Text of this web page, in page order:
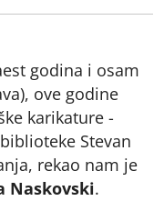
godina i osam
ove godine
karikature -
Stevan
rekao nam je
Naskovski.